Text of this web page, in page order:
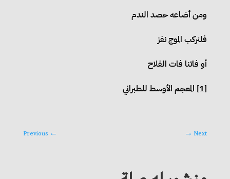
ومن أضاعه حصد الندم
فلنركب الموج نفز
أو فاتنا فات الفلاح
[1] المعجم الأوسط للطبراني
←
Previous Next
→